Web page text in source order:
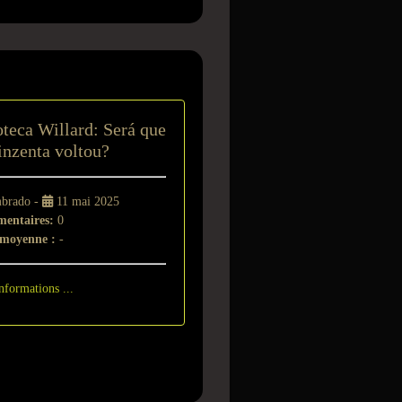
Willard: Será que
voltou?
-
11 mai 2025
0
: -
...